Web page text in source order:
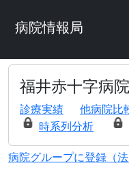
病院情報局
福井赤十字病院
診療実績 他病院比
時系列分析
病院グループに登録（法